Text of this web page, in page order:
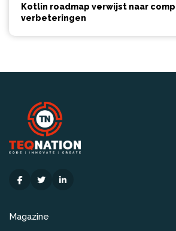
Kotlin roadmap verwijst naar
verbeteringen
Magazine